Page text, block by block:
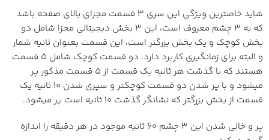
شاید خاصترین ویژگی این سری 3 قسمت مجزای بالای صفحه باشد
که به 3 چشم معروف است، این 3 بخش دیجیتالی مجزا شامل دو
بخش کوچک و یک بخش بزرگتر است، این قسمت بعنوان ثانیه شمار
و البته برای زمانگیری کاربرد دارد. دو قسمت کوچک شامل 5 قسمت
هستند که با گذشت هر ثانیه یک قسمت از 5 قسمت مذکور پر
میشود و با پر شدن دو قسمت کوچکتر و سپری شدن 10 ثانیه یک
قسمت از بخش بزرگتر که نشانگر گذشت 10 ثانیه است پر میشود.
پر و خالی شدن این 3 چشم 60 ثانیه موجود در هر دقیقه را اندازه